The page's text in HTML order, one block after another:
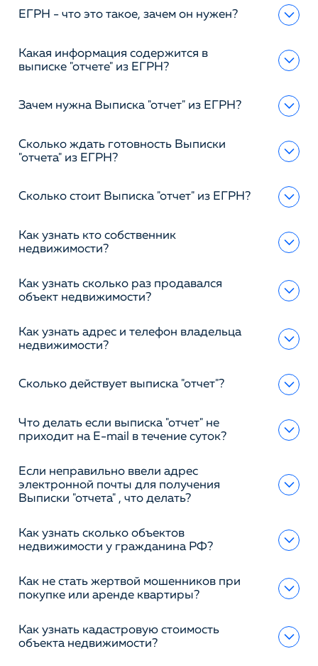
ЕГРН - что это такое, зачем он нужен?
Какая информация содержится в
выписке "отчете" из ЕГРН?
Зачем нужна Выписка "отчет" из ЕГРН?
Сколько ждать готовность Выписки
"отчета" из ЕГРН?
Сколько стоит Выписка "отчет" из ЕГРН?
Как узнать кто собственник
недвижимости?
Как узнать сколько раз продавался
объект недвижимости?
Как узнать адрес и телефон владельца
недвижимости?
Сколько действует выписка "отчет"?
Что делать если выписка "отчет" не
приходит на E-mail в течение суток?
Если неправильно ввели адрес
электронной почты для получения
Выписки "отчета" , что делать?
Как узнать сколько объектов
недвижимости у гражданина РФ?
Как не стать жертвой мошенников при
покупке или аренде квартиры?
Как узнать кадастровую стоимость
объекта недвижимости?